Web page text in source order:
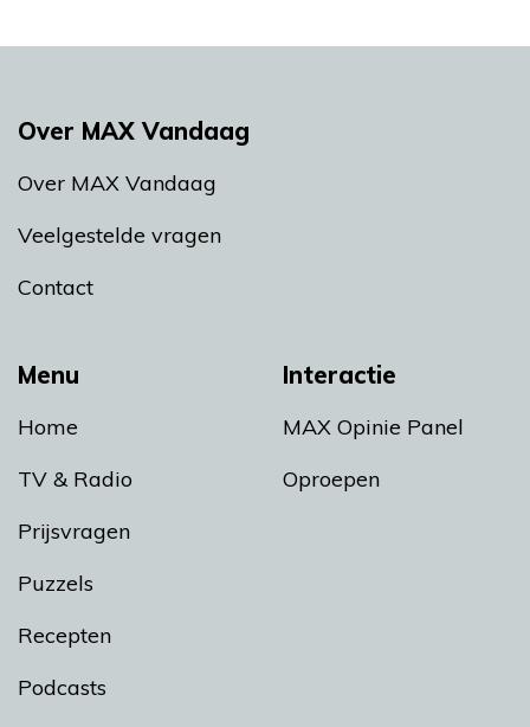
Menu
Home
TV & Radio
Prijsvragen
Puzzels
Recepten
Podcasts
Interactie
MAX Opinie Panel
Oproepen
Over MAX Vandaag
Over MAX Vandaag
Veelgestelde vragen
Contact